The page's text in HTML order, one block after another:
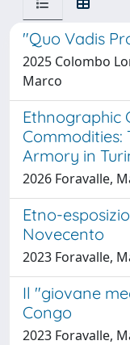
"Quo Vadis
2025 Colombo
Marco
Ethnographic
Commodities:
Armory in
2026 Foravalle,
Etno-
Novecento
2023 Foravalle,
Il "giovane
Congo
2023 Foravalle,